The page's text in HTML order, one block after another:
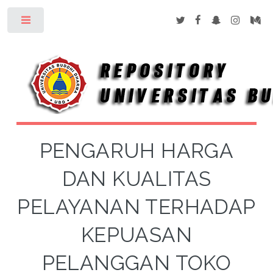
PENGARUH HARGA
DAN KUALITAS
PELAYANAN TERHADAP
KEPUASAN
PELANGGAN TOKO